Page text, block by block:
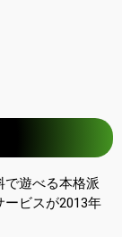
で遊べる本格派
ビスが2013年